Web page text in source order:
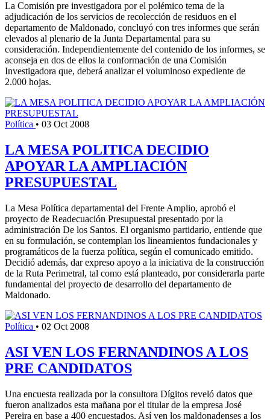
La Comisión pre investigadora por el polémico tema de la
adjudicación de los servicios de recolección de residuos en el
departamento de Maldonado, concluyó con tres informes que serán
elevados al plenario de la Junta Departamental para su
consideración. Independientemente del contenido de los informes, se
aconseja en dos de ellos la conformación de una Comisión
Investigadora que, deberá analizar el voluminoso expediente de
2.000 hojas.
Política • 03 Oct 2008
LA MESA POLITICA DECIDIO
APOYAR LA AMPLIACIÓN
PRESUPUESTAL
La Mesa Política departamental del Frente Amplio, aprobó el
proyecto de Readecuación Presupuestal presentado por la
administración De los Santos. El organismo partidario, entiende que
en su formulación, se contemplan los lineamientos fundacionales y
programáticos de la fuerza política, según el comunicado emitido.
Decidió además, dar expreso apoyo a la iniciativa de la construcción
de la Ruta Perimetral, tal como está planteado, por considerarla parte
fundamental del proyecto de desarrollo del departamento de
Maldonado.
Política • 02 Oct 2008
ASI VEN LOS FERNANDINOS A LOS
PRE CANDIDATOS
Una encuesta realizada por la consultora Dígitos reveló datos que
fueron analizados esta mañana por el titular de la empresa José
Pereira en base a 400 encuestados. Así ven los maldonadenses a los